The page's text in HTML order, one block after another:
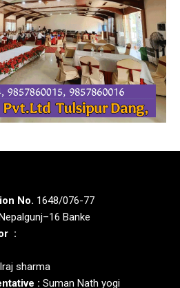
No. 1648/076-77
Banke
:
sharma
: Suman Nath yogi